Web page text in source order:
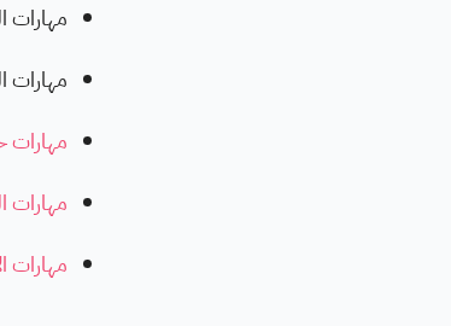
مهارات
مهارات
مهارات
مهارات
مهارات